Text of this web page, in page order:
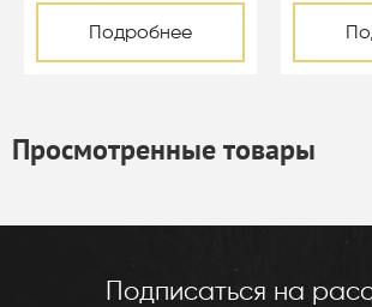
Подробнее
Просмотренные товары
Подписаться на